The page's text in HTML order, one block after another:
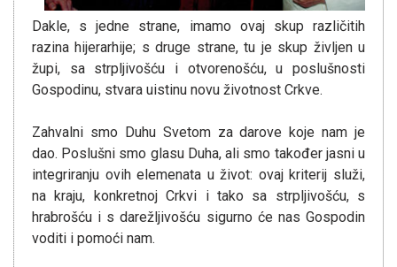
Dakle, s jedne strane, imamo ovaj skup različitih
razina hijerarhije; s druge strane, tu je skup življen u
župi, sa strpljivošću i otvorenošću, u poslušnosti
Gospodinu, stvara uistinu novu životnost Crkve.
Zahvalni smo Duhu Svetom za darove koje nam je
dao. Poslušni smo glasu Duha, ali smo također jasni u
integriranju ovih elemenata u život: ovaj kriterij služi,
na kraju, konkretnoj Crkvi i tako sa strpljivošću, s
hrabrošću i s darežljivošću sigurno će nas Gospodin
voditi i pomoći nam.